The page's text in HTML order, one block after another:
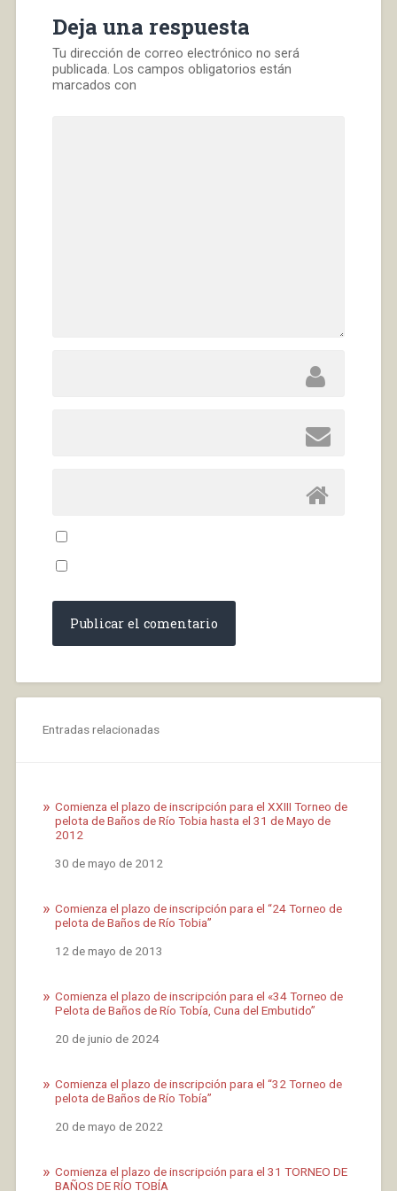
Deja una respuesta
Tu dirección de correo electrónico no será
publicada. Los campos obligatorios están
marcados con
Entradas relacionadas
Comienza el plazo de inscripción para el XXIII Torneo de
pelota de Baños de Río Tobia hasta el 31 de Mayo de
2012
Fecha
30 de mayo de 2012
Comienza el plazo de inscripción para el “24 Torneo de
pelota de Baños de Río Tobia”
Fecha
12 de mayo de 2013
Comienza el plazo de inscripción para el «34 Torneo de
Pelota de Baños de Río Tobía, Cuna del Embutido”
Fecha
20 de junio de 2024
Comienza el plazo de inscripción para el “32 Torneo de
pelota de Baños de Río Tobía”
Fecha
20 de mayo de 2022
Comienza el plazo de inscripción para el 31 TORNEO DE
BAÑOS DE RÍO TOBÍA